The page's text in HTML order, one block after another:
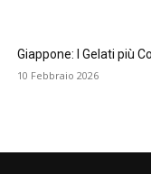
Giappone: I Gelati più
10 Febbraio 2026